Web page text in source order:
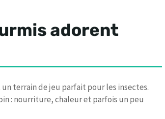
adorent
terrain de jeu parfait pour les insectes.
: nourriture, chaleur et parfois un peu